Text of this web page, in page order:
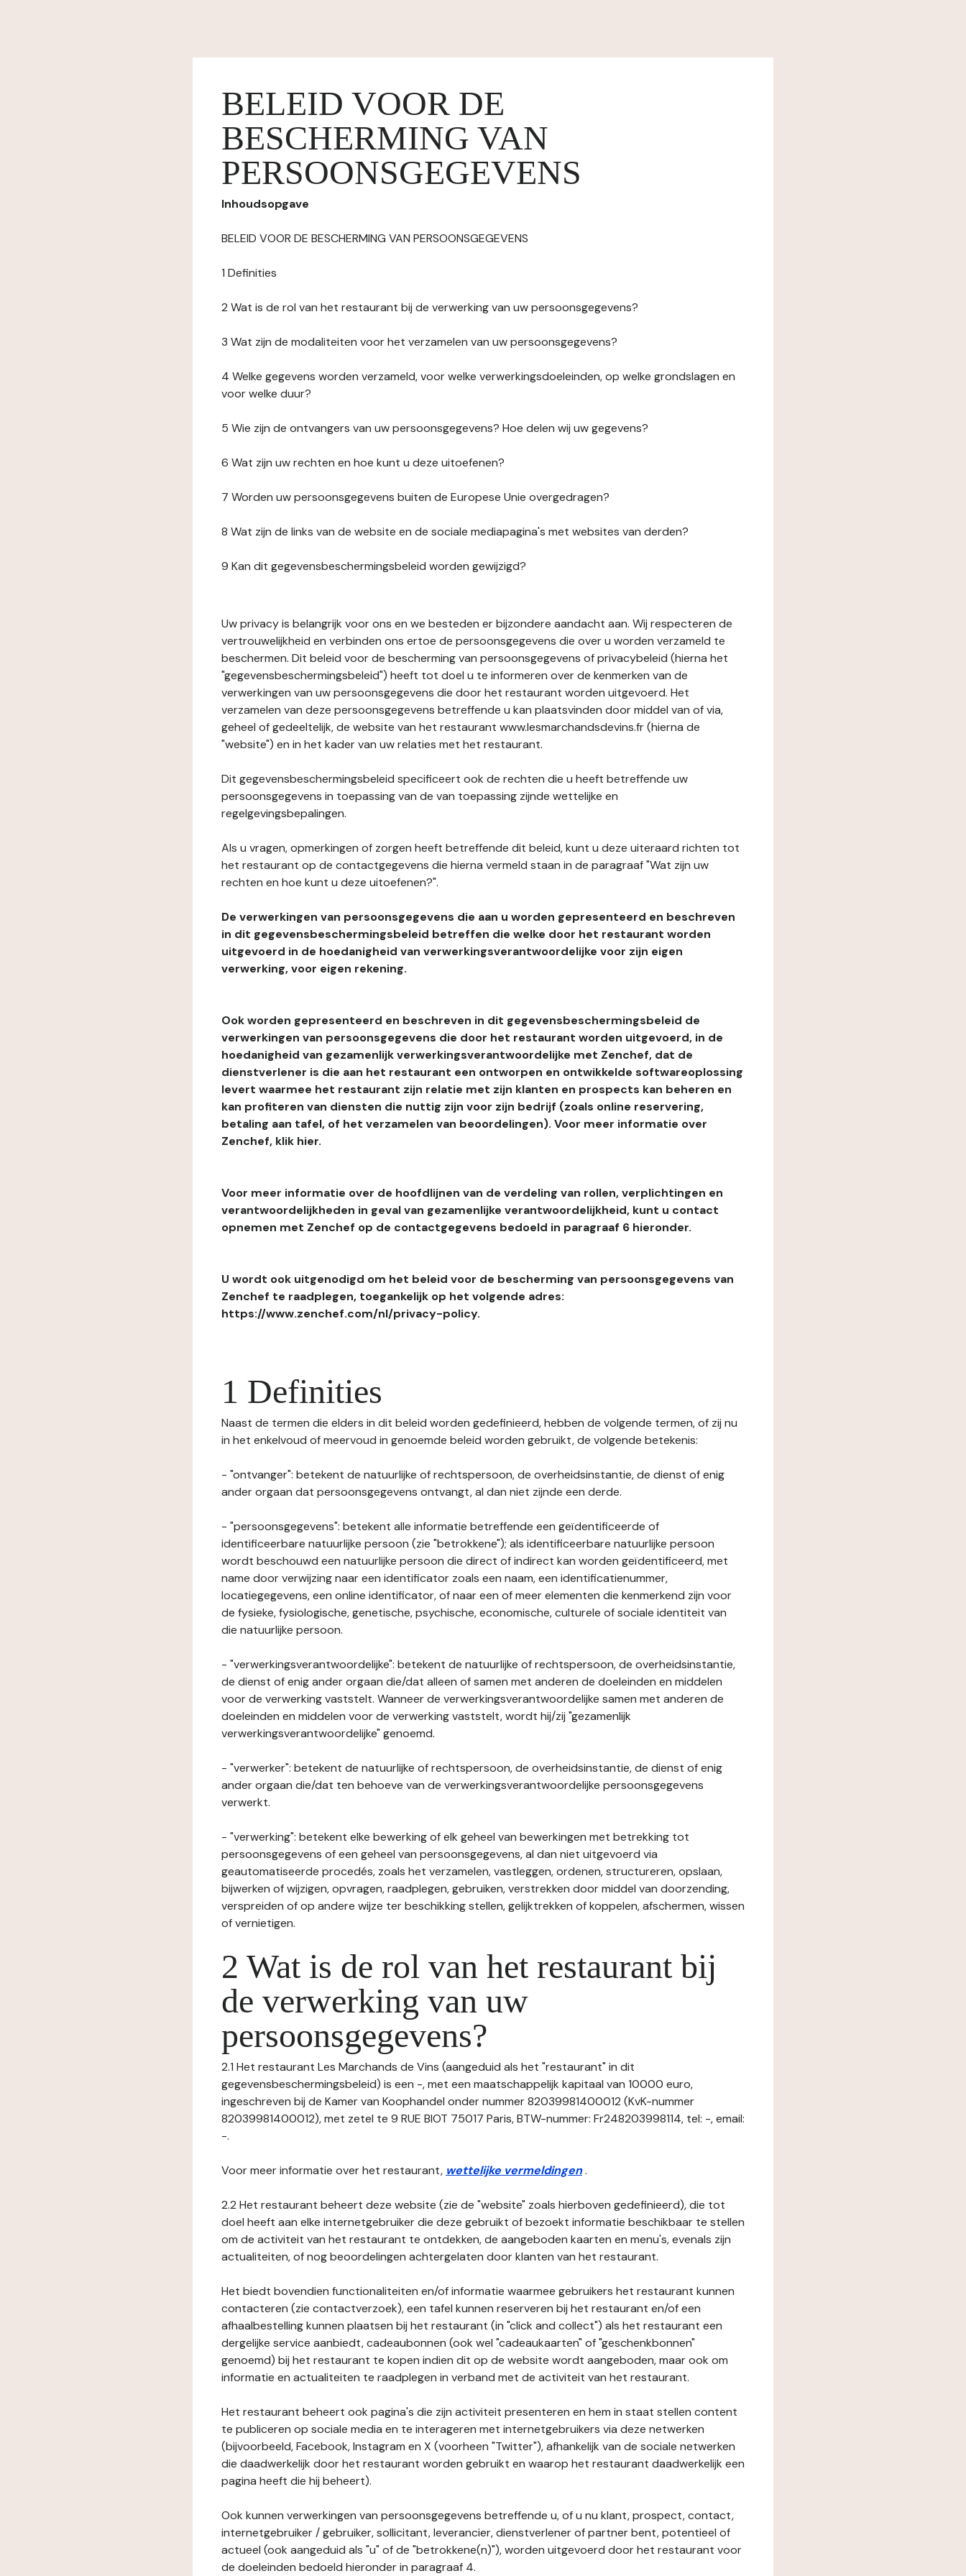
BELEID VOOR DE
BESCHERMING VAN
PERSOONSGEGEVENS
Inhoudsopgave
BELEID VOOR DE BESCHERMING VAN PERSOONSGEGEVENS
1 Definities
2 Wat is de rol van het restaurant bij de verwerking van uw persoonsgegevens?
3 Wat zijn de modaliteiten voor het verzamelen van uw persoonsgegevens?
4 Welke gegevens worden verzameld, voor welke verwerkingsdoeleinden, op welke grondslagen en
voor welke duur?
5 Wie zijn de ontvangers van uw persoonsgegevens? Hoe delen wij uw gegevens?
6 Wat zijn uw rechten en hoe kunt u deze uitoefenen?
7 Worden uw persoonsgegevens buiten de Europese Unie overgedragen?
8 Wat zijn de links van de website en de sociale mediapagina's met websites van derden?
9 Kan dit gegevensbeschermingsbeleid worden gewijzigd?
Uw privacy is belangrijk voor ons en we besteden er bijzondere aandacht aan. Wij respecteren de
vertrouwelijkheid en verbinden ons ertoe de persoonsgegevens die over u worden verzameld te
beschermen. Dit beleid voor de bescherming van persoonsgegevens of privacybeleid (hierna het
"gegevensbeschermingsbeleid") heeft tot doel u te informeren over de kenmerken van de
verwerkingen van uw persoonsgegevens die door het restaurant worden uitgevoerd. Het
verzamelen van deze persoonsgegevens betreffende u kan plaatsvinden door middel van of via,
geheel of gedeeltelijk, de website van het restaurant www.lesmarchandsdevins.fr (hierna de
"website") en in het kader van uw relaties met het restaurant.
Dit gegevensbeschermingsbeleid specificeert ook de rechten die u heeft betreffende uw
persoonsgegevens in toepassing van de van toepassing zijnde wettelijke en
regelgevingsbepalingen.
Als u vragen, opmerkingen of zorgen heeft betreffende dit beleid, kunt u deze uiteraard richten tot
het restaurant op de contactgegevens die hierna vermeld staan in de paragraaf "Wat zijn uw
rechten en hoe kunt u deze uitoefenen?".
De verwerkingen van persoonsgegevens die aan u worden gepresenteerd en beschreven
in dit gegevensbeschermingsbeleid betreffen die welke door het restaurant worden
uitgevoerd in de hoedanigheid van verwerkingsverantwoordelijke voor zijn eigen
verwerking, voor eigen rekening.
Ook worden gepresenteerd en beschreven in dit gegevensbeschermingsbeleid de
verwerkingen van persoonsgegevens die door het restaurant worden uitgevoerd, in de
hoedanigheid van gezamenlijk verwerkingsverantwoordelijke met Zenchef, dat de
dienstverlener is die aan het restaurant een ontworpen en ontwikkelde softwareoplossing
levert waarmee het restaurant zijn relatie met zijn klanten en prospects kan beheren en
kan profiteren van diensten die nuttig zijn voor zijn bedrijf (zoals online reservering,
betaling aan tafel, of het verzamelen van beoordelingen). Voor meer informatie over
Zenchef, klik hier.
Voor meer informatie over de hoofdlijnen van de verdeling van rollen, verplichtingen en
verantwoordelijkheden in geval van gezamenlijke verantwoordelijkheid, kunt u contact
opnemen met Zenchef op de contactgegevens bedoeld in paragraaf 6 hieronder.
U wordt ook uitgenodigd om het beleid voor de bescherming van persoonsgegevens van
Zenchef te raadplegen, toegankelijk op het volgende adres:
https://www.zenchef.com/nl/privacy-policy.
1 Definities
Naast de termen die elders in dit beleid worden gedefinieerd, hebben de volgende termen, of zij nu
in het enkelvoud of meervoud in genoemde beleid worden gebruikt, de volgende betekenis:
- "ontvanger": betekent de natuurlijke of rechtspersoon, de overheidsinstantie, de dienst of enig
ander orgaan dat persoonsgegevens ontvangt, al dan niet zijnde een derde.
- "persoonsgegevens": betekent alle informatie betreffende een geïdentificeerde of
identificeerbare natuurlijke persoon (zie "betrokkene"); als identificeerbare natuurlijke persoon
wordt beschouwd een natuurlijke persoon die direct of indirect kan worden geïdentificeerd, met
name door verwijzing naar een identificator zoals een naam, een identificatienummer,
locatiegegevens, een online identificator, of naar een of meer elementen die kenmerkend zijn voor
de fysieke, fysiologische, genetische, psychische, economische, culturele of sociale identiteit van
die natuurlijke persoon.
- "verwerkingsverantwoordelijke": betekent de natuurlijke of rechtspersoon, de overheidsinstantie,
de dienst of enig ander orgaan die/dat alleen of samen met anderen de doeleinden en middelen
voor de verwerking vaststelt. Wanneer de verwerkingsverantwoordelijke samen met anderen de
doeleinden en middelen voor de verwerking vaststelt, wordt hij/zij "gezamenlijk
verwerkingsverantwoordelijke" genoemd.
- "verwerker": betekent de natuurlijke of rechtspersoon, de overheidsinstantie, de dienst of enig
ander orgaan die/dat ten behoeve van de verwerkingsverantwoordelijke persoonsgegevens
verwerkt.
- "verwerking": betekent elke bewerking of elk geheel van bewerkingen met betrekking tot
persoonsgegevens of een geheel van persoonsgegevens, al dan niet uitgevoerd via
geautomatiseerde procedés, zoals het verzamelen, vastleggen, ordenen, structureren, opslaan,
bijwerken of wijzigen, opvragen, raadplegen, gebruiken, verstrekken door middel van doorzending,
verspreiden of op andere wijze ter beschikking stellen, gelijktrekken of koppelen, afschermen, wissen
of vernietigen.
2 Wat is de rol van het restaurant bij
de verwerking van uw
persoonsgegevens?
2.1 Het restaurant Les Marchands de Vins (aangeduid als het "restaurant" in dit
gegevensbeschermingsbeleid) is een -, met een maatschappelijk kapitaal van 10000 euro,
ingeschreven bij de Kamer van Koophandel onder nummer 82039981400012 (KvK-nummer
82039981400012), met zetel te 9 RUE BIOT 75017 Paris, BTW-nummer: Fr248203998114, tel: -, email:
-.
Voor meer informatie over het restaurant, wettelijke vermeldingen.
2.2 Het restaurant beheert deze website (zie de "website" zoals hierboven gedefinieerd), die tot
doel heeft aan elke internetgebruiker die deze gebruikt of bezoekt informatie beschikbaar te stellen
om de activiteit van het restaurant te ontdekken, de aangeboden kaarten en menu's, evenals zijn
actualiteiten, of nog beoordelingen achtergelaten door klanten van het restaurant.
Het biedt bovendien functionaliteiten en/of informatie waarmee gebruikers het restaurant kunnen
contacteren (zie contactverzoek), een tafel kunnen reserveren bij het restaurant en/of een
afhaalbestelling kunnen plaatsen bij het restaurant (in "click and collect") als het restaurant een
dergelijke service aanbiedt, cadeaubonnen (ook wel "cadeaukaarten" of "geschenkbonnen"
genoemd) bij het restaurant te kopen indien dit op de website wordt aangeboden, maar ook om
informatie en actualiteiten te raadplegen in verband met de activiteit van het restaurant.
Het restaurant beheert ook pagina's die zijn activiteit presenteren en hem in staat stellen content
te publiceren op sociale media en te interageren met internetgebruikers via deze netwerken
(bijvoorbeeld, Facebook, Instagram en X (voorheen "Twitter"), afhankelijk van de sociale netwerken
die daadwerkelijk door het restaurant worden gebruikt en waarop het restaurant daadwerkelijk een
pagina heeft die hij beheert).
Ook kunnen verwerkingen van persoonsgegevens betreffende u, of u nu klant, prospect, contact,
internetgebruiker / gebruiker, sollicitant, leverancier, dienstverlener of partner bent, potentieel of
actueel (ook aangeduid als "u" of de "betrokkene(n)"), worden uitgevoerd door het restaurant voor
de doeleinden bedoeld hieronder in paragraaf 4.